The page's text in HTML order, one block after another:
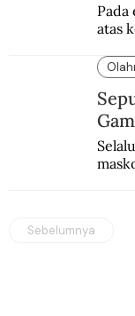
atas
Sebelumnya